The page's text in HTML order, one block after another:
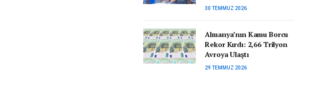
30 TEMMUZ 2026
Almanya’nın Kamu Borcu
Rekor Kırdı: 2,66 Trilyon
Avroya Ulaştı
29 TEMMUZ 2026